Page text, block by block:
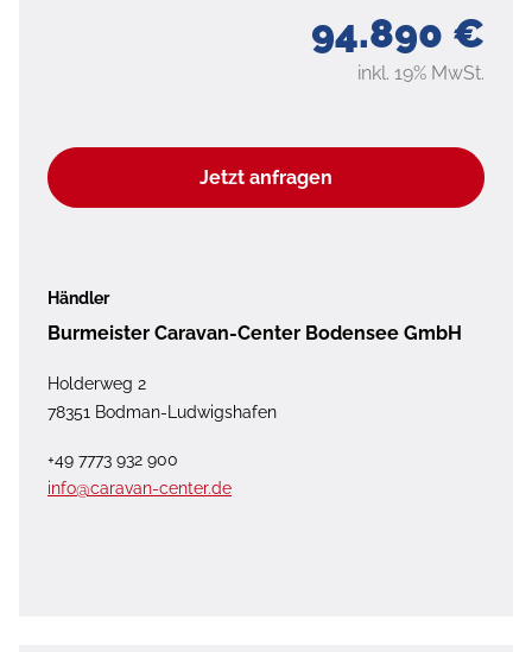
94.890 €
inkl. 19% MwSt.
Jetzt anfragen
Händler
Burmeister Caravan-Center Bodensee GmbH
Holderweg 2
78351 Bodman-Ludwigshafen
+49 7773 932 900
info@caravan-center.de